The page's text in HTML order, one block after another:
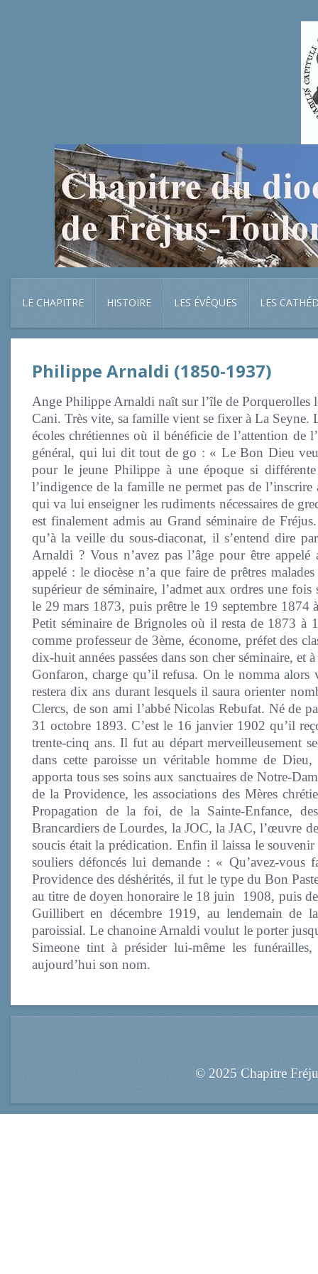
LE CHAPITRE HISTOIRE LES ÉVÊQUES LES
Philippe Arnaldi (1850-1937)
Ange Philippe Arnaldi naît sur l’île de Porquerolles
Cani. Très vite, sa famille vient se fixer à La Seyne.
écoles chrétiennes où il bénéficie de l’attention de
général, qui lui dit tout de go : « Le Bon Dieu
pour le jeune Philippe à une époque si
l’indigence de la famille ne permet pas de
qui va lui enseigner les rudiments nécessaires de
est finalement admis au Grand séminaire de
qu’à la veille du sous-diaconat, il s’entend dire
Arnaldi ? Vous n’avez pas l’âge pour être
appelé : le diocèse n’a que faire de prêtres
supérieur de séminaire, l’admet aux ordres une
le 29 mars 1873, puis prêtre le 19 septembre 1874
Petit séminaire de Brignoles où il resta de 1873 à
comme professeur de 3ème, économe, préfet des
dix-huit années passées dans son cher séminaire,
Gonfaron, charge qu’il refusa. On le nomma
restera dix ans durant lesquels il saura orienter
Clercs, de son ami l’abbé Nicolas Rebufat. Né de
31 octobre 1893. C’est le 16 janvier 1902 qu’il
trente-cinq ans. Il fut au départ merveilleusement
dans cette paroisse un véritable homme de
apporta tous ses soins aux sanctuaires de Notre-
de la Providence, les associations des Mères
Propagation de la foi, de la Sainte-Enfance,
Brancardiers de Lourdes, la JOC, la JAC, l’œuvre
soucis était la prédication. Enfin il laissa le
souliers défoncés lui demande : « Qu’avez-
Providence des déshérités, il fut le type du Bon
au titre de doyen honoraire le 18 juin 1908, puis
Guillibert en décembre 1919, au lendemain de
paroissial. Le chanoine Arnaldi voulut le porter
Simeone tint à présider lui-même les
aujourd’hui son nom.
© 2025 Chapitre